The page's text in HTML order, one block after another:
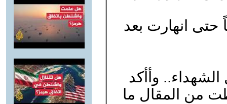
حتى انهارت بعد
الشهداء.. وأأكد
من المقال ما